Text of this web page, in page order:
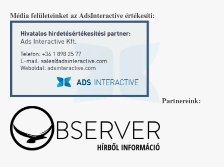
Média felületeinket az AdsInteractive értékesíti:
Partnereink: